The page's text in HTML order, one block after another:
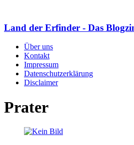
Land der Erfinder - Das
Über uns
Kontakt
Impressum
Datenschutzerklärung
Disclaimer
Prater